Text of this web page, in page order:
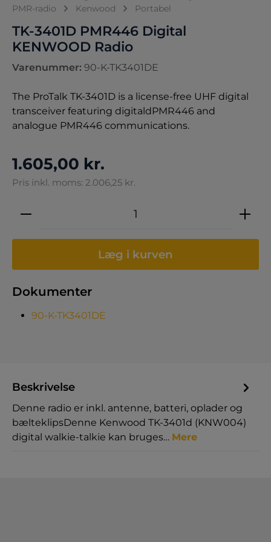
PMR-radio
Kenwood Portabel
Varenummer: 90-K-TK3401DE
TK-3401D PMR446 Digital
KENWOOD Radio
The ProTalk TK-3401D is a license-free UHF digital
transceiver featuring digitaldPMR446 and
analogue PMR446 communications.
1.605,00 kr.
Pris inkl. moms: 2.006,25 kr.
Produktmængde: Indtast den
Læg i kurven
Dokumenter
90-K-TK3401DE
Beskrivelse
Denne radio er inkl. antenne, batteri, oplader og
bælteklipsDenne Kenwood TK-3401d (KNW004)
digital walkie-talkie kan bruges… Mere